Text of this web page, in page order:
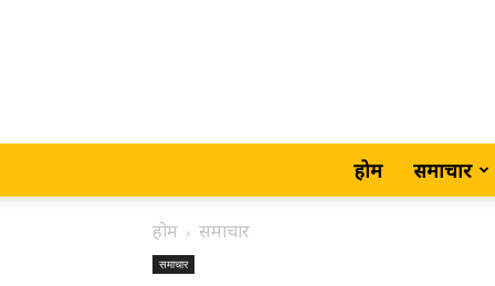
होम समाचार
होम समाचार
समाचार